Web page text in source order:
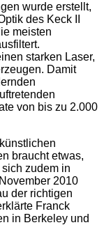
wurde erstellt,
des Keck II
meisten
starken Laser,
Damit
von bis zu 2.000
braucht etwas,
zudem in
2010
der richtigen
Franck
in Berkeley und